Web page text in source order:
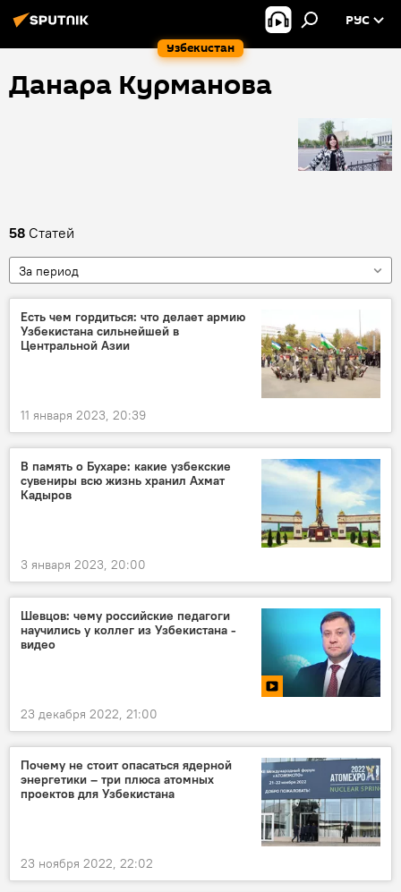
Узбекистан
РУС
Данара Курманова
58 Статей
За период
Есть чем гордиться: что делает армию
Узбекистана сильнейшей в
Центральной Азии
11 января 2023, 20:39
В память о Бухаре: какие узбекские
сувениры всю жизнь хранил Ахмат
Кадыров
3 января 2023, 20:00
Шевцов: чему российские педагоги
научились у коллег из Узбекистана -
видео
23 декабря 2022, 21:00
Почему не стоит опасаться ядерной
энергетики – три плюса атомных
проектов для Узбекистана
23 ноября 2022, 22:02